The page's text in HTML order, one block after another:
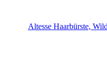
Altesse Haarbürste,